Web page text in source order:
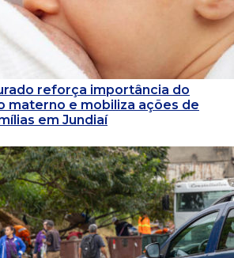
reforça importância do
materno e mobiliza ações de
em Jundiaí